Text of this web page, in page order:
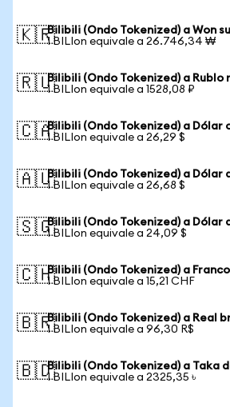
🇰🇷Bilibili (Ondo Tokenized) a Won
1 BILIon equivale a 26.746,34 ₩
🇷🇺Bilibili (Ondo Tokenized) a Rublo
1 BILIon equivale a 1528,08 ₽
🇨🇦Bilibili (Ondo Tokenized) a Dólar
1 BILIon equivale a 26,29 $
🇦🇺Bilibili (Ondo Tokenized) a Dólar
1 BILIon equivale a 26,68 $
🇸🇬Bilibili (Ondo Tokenized) a Dólar
1 BILIon equivale a 24,09 $
🇨🇭Bilibili (Ondo Tokenized) a
1 BILIon equivale a 15,21 CHF
🇧🇷Bilibili (Ondo Tokenized) a Real
1 BILIon equivale a 96,30 R$
🇧🇩Bilibili (Ondo Tokenized) a Taka
1 BILIon equivale a 2325,35 ৳